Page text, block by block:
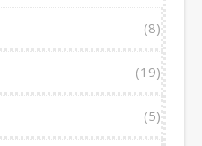
(8)
(19)
(5)